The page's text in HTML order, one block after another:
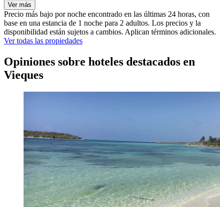
Ver más
Precio más bajo por noche encontrado en las últimas 24 horas, con
base en una estancia de 1 noche para 2 adultos. Los precios y la
disponibilidad están sujetos a cambios. Aplican términos adicionales.
Ver todas las propiedades
Opiniones sobre hoteles destacados en
Vieques